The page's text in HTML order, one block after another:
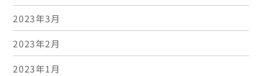
2023年3月
2023年2月
2023年1月